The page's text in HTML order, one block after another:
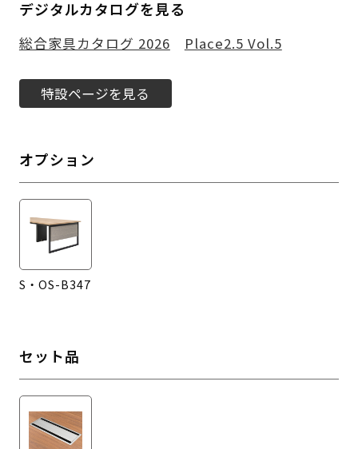
デジタルカタログを見る
総合家具カタログ 2026 Place2.5 Vol.5
特設ページを見る
オプション
S・OS-B347
セット品